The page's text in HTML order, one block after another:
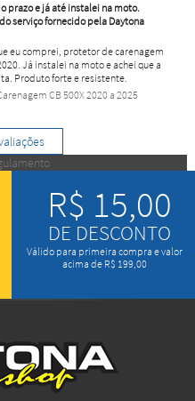
prazo e já até instalei na moto.
serviço fornecido pela Daytona
eu comprei, protetor de carenagem
Já instalei na moto e achei que a
Produto forte e resistente.
CB 500X 2020 a 2025
R$ 15,00
DE DESCONTO
Válido para primeira compra e valor
acima de R$ 199,00